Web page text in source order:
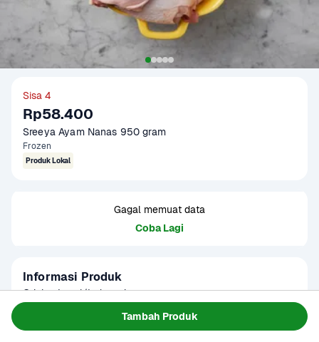
Tambah Produk
Sisa 4
Rp58.400
Sreeya Ayam Nanas 950 gram
Frozen
Produk Lokal
Gagal memuat data
Coba Lagi
Informasi Produk
Origin : Local/Indonesia
Gramation : 450 gram & 900 gram